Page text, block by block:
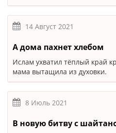
14 Август 2021
А дома пахнет хлебом
Ислам ухватил тёплый край
мама вытащила из духовки.
8 Июль 2021
В новую битву с